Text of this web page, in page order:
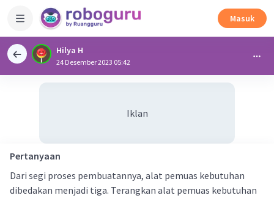
Masuk
Hilya H
24 Desember 2023 05:42
Iklan
Pertanyaan
Dari segi proses pembuatannya, alat pemuas kebutuhan
dibedakan menjadi tiga. Terangkan alat pemuas kebutuhan